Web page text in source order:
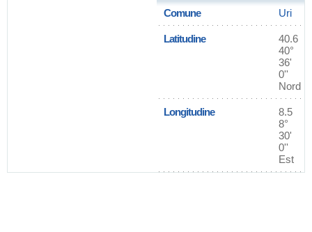
Comune Uri
Latitudine
40.6
40°
36'
0''
Nord
Longitudine
8.5
8°
30'
0''
Est